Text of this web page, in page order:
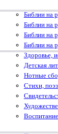
Библии на
Библии на
Библии на
Библии на
Здоровье,
Детская
Нотные
Стихи,